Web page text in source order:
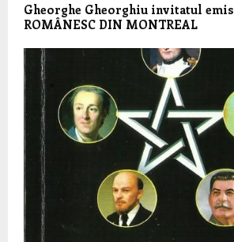
Gheorghe Gheorghiu invitatul
ROMÂNESC DIN MONTREAL